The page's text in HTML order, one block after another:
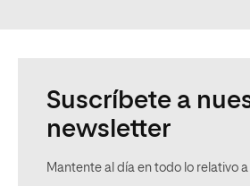
Suscríbete a
newsletter
Mantente al día en todo lo relativo